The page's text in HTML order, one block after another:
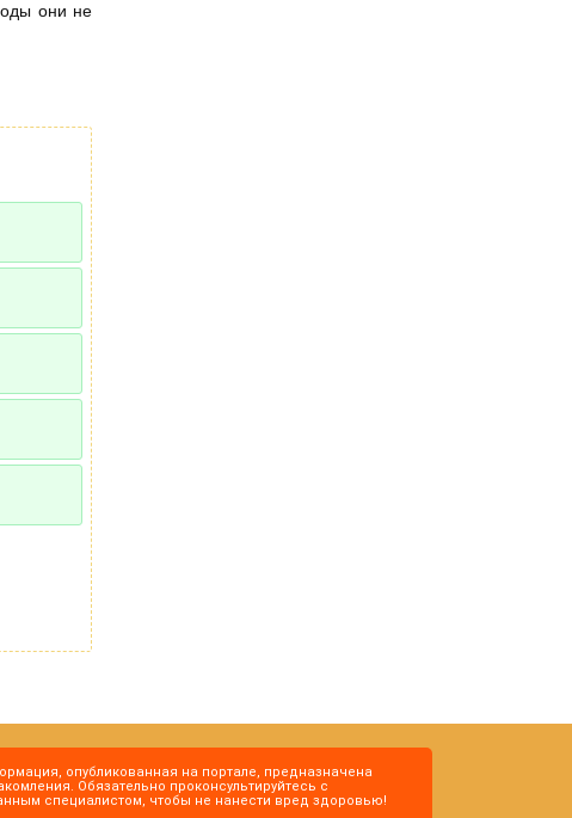
они не
опубликованная на портале, предназначена
Обязательно проконсультируйтесь с
специалистом, чтобы не нанести вред здоровью!